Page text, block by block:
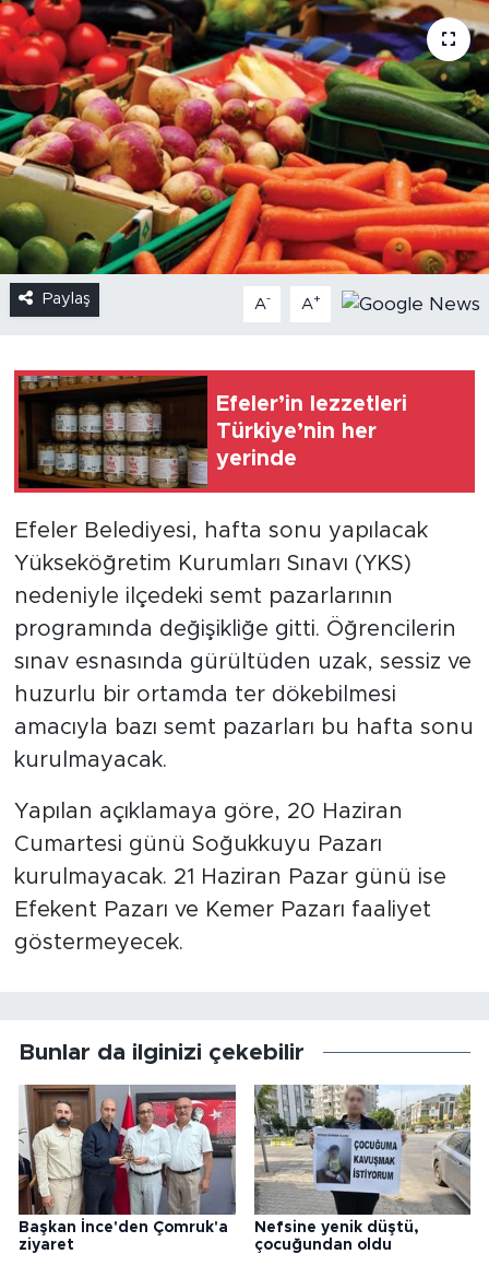
Paylaş A- A+
Efeler’in lezzetleri
Türkiye’nin her
yerinde
Efeler Belediyesi, hafta sonu yapılacak
Yükseköğretim Kurumları Sınavı (YKS)
nedeniyle ilçedeki semt pazarlarının
programında değişikliğe gitti. Öğrencilerin
sınav esnasında gürültüden uzak, sessiz ve
huzurlu bir ortamda ter dökebilmesi
amacıyla bazı semt pazarları bu hafta sonu
kurulmayacak.
Yapılan açıklamaya göre, 20 Haziran
Cumartesi günü Soğukkuyu Pazarı
kurulmayacak. 21 Haziran Pazar günü ise
Efekent Pazarı ve Kemer Pazarı faaliyet
göstermeyecek.
Bunlar da ilginizi çekebilir
Başkan İnce'den Çomruk'a
ziyaret
Nefsine yenik düştü,
çocuğundan oldu